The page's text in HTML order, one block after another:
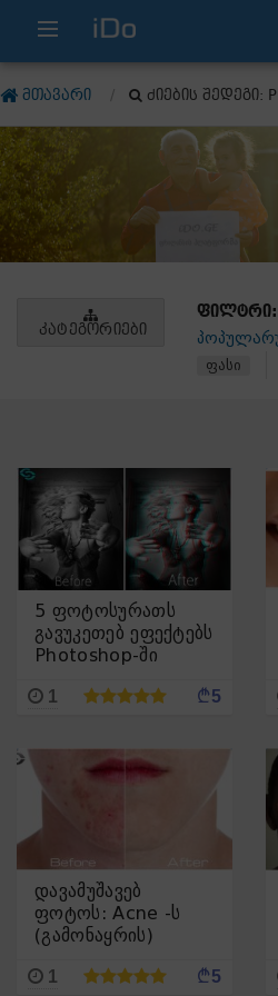
ᲛᲗᲐᲕᲐᲠᲘ ᲫᲘᲔᲑᲘᲡ ᲨᲔᲓᲔᲒᲘ:
ᲙᲐᲢᲔᲒᲝᲠᲘᲔᲑᲘ
ᲤᲘᲚᲢᲠᲘ:
ფასი
5 ფოტოსურათს
გავუკეთებ ეფექტებს
Photoshop-ში
1 ¢5
დავამუშავებ
ფოტოს: Acne -ს
(გამონაყრის)
Photoshop-ში
1 ¢5